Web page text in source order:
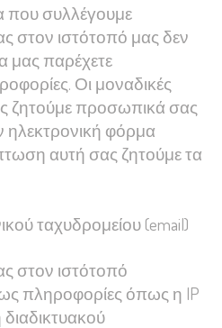
συλλέγουμε
στον ιστότοπό μας δεν
μας παρέχετε
Οι μοναδικές
ζητούμε προσωπικά σας
ηλεκτρονική φόρμα
αυτή σας ζητούμε τα
ταχυδρομείου (email)
στον ιστότοπό
πληροφορίες όπως η IP
seeing
personalized
content and
offers.